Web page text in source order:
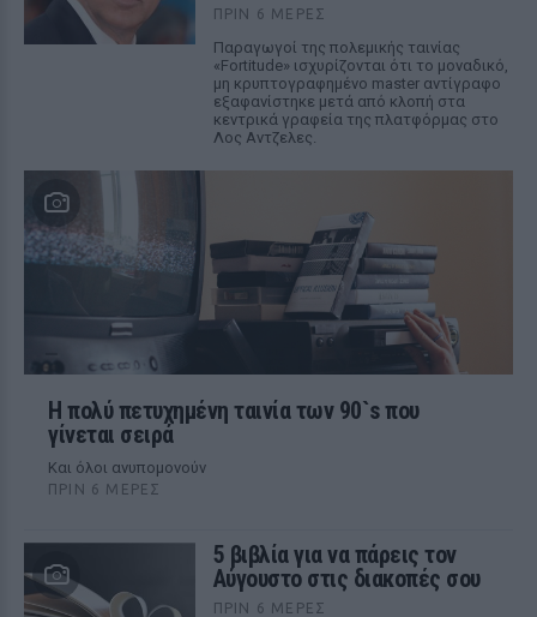
ΠΡΙΝ 6 ΜΈΡΕΣ
Παραγωγοί της πολεμικής ταινίας
«Fortitude» ισχυρίζονται ότι το μοναδικό,
μη κρυπτογραφημένο master αντίγραφο
εξαφανίστηκε μετά από κλοπή στα
κεντρικά γραφεία της πλατφόρμας στο
Λος Αντζελες.
Η πολύ πετυχημένη ταινία των 90`s που
γίνεται σειρά
Και όλοι ανυπομονούν
ΠΡΙΝ 6 ΜΈΡΕΣ
5 βιβλία για να πάρεις τον
Αύγουστο στις διακοπές σου
ΠΡΙΝ 6 ΜΈΡΕΣ